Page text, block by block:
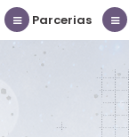
Parcerias